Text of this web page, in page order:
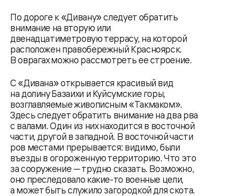
По дороге к «Дивану» следует обратить
внимание на вторую или
двенадцатиметровую террасу, на которой
расположен правобережный Красноярск.
В оврагах можно рассмотреть ее строение.
С «Дивана» открывается красивый вид
на долину Базаихи и Куйсумские горы,
возглавляемые живописным «Такмаком».
Здесь следует обратить внимание на два рва
с валами. Один из них находится в восточной
части, другой в западной. В восточной части
ров местами прерывается: видимо, были
въезды в огороженную территорию. Что это
за сооружение — трудно сказать. Возможно,
оно преследовало какие-то военные цели,
а может быть служило загородкой для скота.